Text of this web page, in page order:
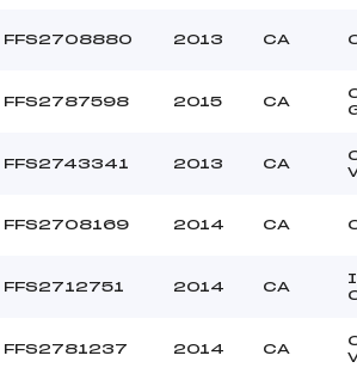
FFS2708880 2013 CA
FFS2787598 2015 CA
FFS2743341 2013 CA
FFS2708169 2014 CA
FFS2712751 2014 CA
FFS2781237 2014 CA